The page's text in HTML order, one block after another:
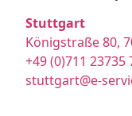
Stuttgart
Königstraße 80,
+49 (0)711 23735
stuttgart@e-